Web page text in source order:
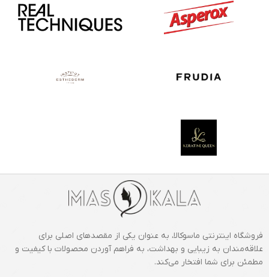
فروشگاه اینترنتی ماسوکالا، به عنوان یکی از مقصدهای اصلی برای
علاقه‌مندان به زیبایی و بهداشت، به فراهم آوردن محصولات با کیفیت و
مطمئن برای شما افتخار می‌کند.